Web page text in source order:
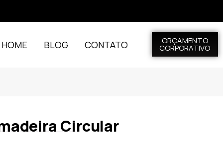
BLOG CONTATO ORÇAMENTO
CORPORATIVO
Circular